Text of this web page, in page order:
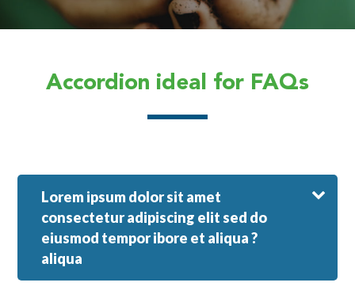
Accordion ideal for FAQs
Lorem ipsum dolor sit amet
consectetur adipiscing elit sed do
eiusmod tempor ibore et aliqua ?
aliqua